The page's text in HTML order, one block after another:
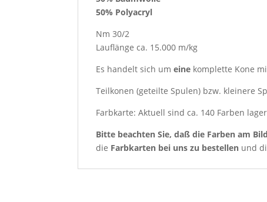
50% Polyacryl
Nm 30/2
Lauflänge ca. 15.000 m/kg
Es handelt sich um eine komplette Kone
Teilkonen (geteilte Spulen) bzw. kleinere
Farbkarte: Aktuell sind ca. 140 Farben
Bitte beachten Sie, daß die Farben am
die Farbkarten bei uns zu bestellen und